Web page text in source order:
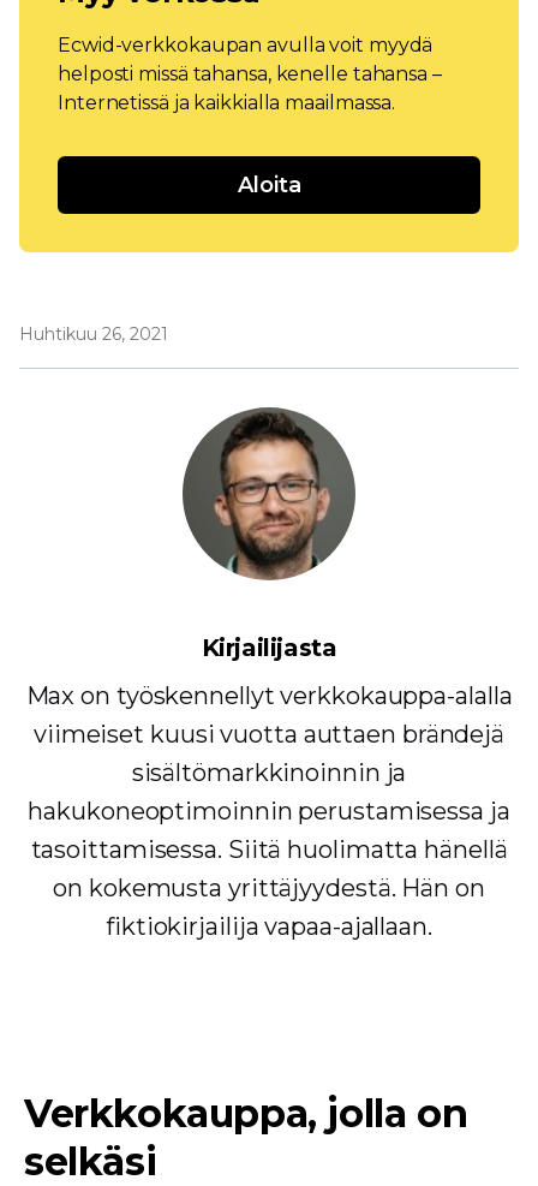
Ecwid-verkkokaupan avulla voit myydä
helposti missä tahansa, kenelle tahansa –
Internetissä ja kaikkialla maailmassa.
Aloita
Huhtikuu 26, 2021
Kirjailijasta
Max on työskennellyt verkkokauppa-alalla
viimeiset kuusi vuotta auttaen brändejä
sisältömarkkinoinnin ja
hakukoneoptimoinnin perustamisessa ja
tasoittamisessa. Siitä huolimatta hänellä
on kokemusta yrittäjyydestä. Hän on
fiktiokirjailija vapaa-ajallaan.
Verkkokauppa, jolla on
selkäsi